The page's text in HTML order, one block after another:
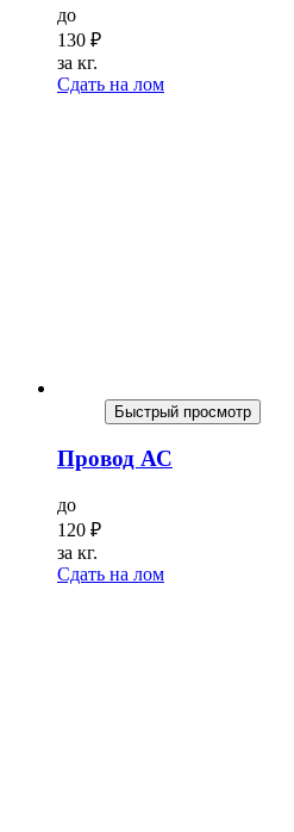
до
130 ₽
за кг.
Сдать на лом
Быстрый просмотр
Провод АС
до
120 ₽
за кг.
Сдать на лом